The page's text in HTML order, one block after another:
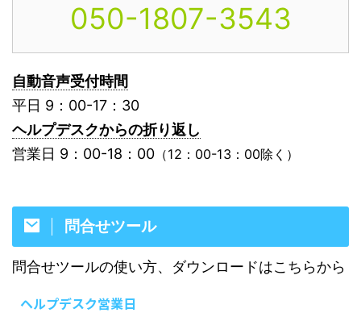
050-1807-3543
自動音声受付時間
平日 9：00-17：30
ヘルプデスクからの折り返し
営業日 9：00-18：00 （12：00-13：00除く）
問合せツール
問合せツールの使い方、ダウンロードはこちらから
ヘルプデスク営業日